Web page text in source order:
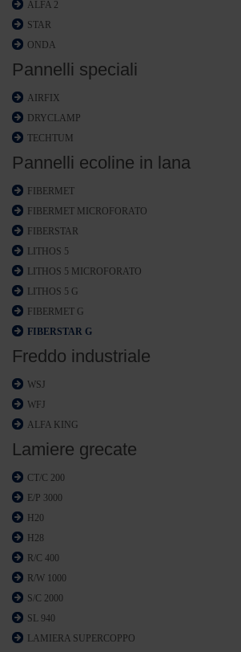
ALFA 2
STAR
ONDA
Pannelli speciali
AIRFIX
DRYCLAMP
TECHTUM
Pannelli ecoline in lana
FIBERMET
FIBERMET MICROFORATO
FIBERSTAR
LITHOS 5
LITHOS 5 MICROFORATO
LITHOS 5 G
FIBERMET G
FIBERSTAR G
Freddo industriale
WSJ
WFJ
ALFA KING
Lamiere grecate
CT/C 200
E/P 3000
H20
H28
R/C 400
R/W 1000
S/C 2000
SL 940
LAMIERA SUPERCOPPO